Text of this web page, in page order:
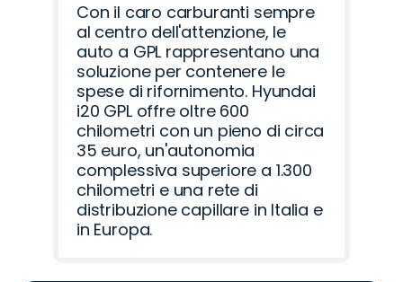
Con il caro carburanti sempre
al centro dell'attenzione, le
auto a GPL rappresentano una
soluzione per contenere le
spese di rifornimento. Hyundai
i20 GPL offre oltre 600
chilometri con un pieno di circa
35 euro, un'autonomia
complessiva superiore a 1.300
chilometri e una rete di
distribuzione capillare in Italia e
in Europa.